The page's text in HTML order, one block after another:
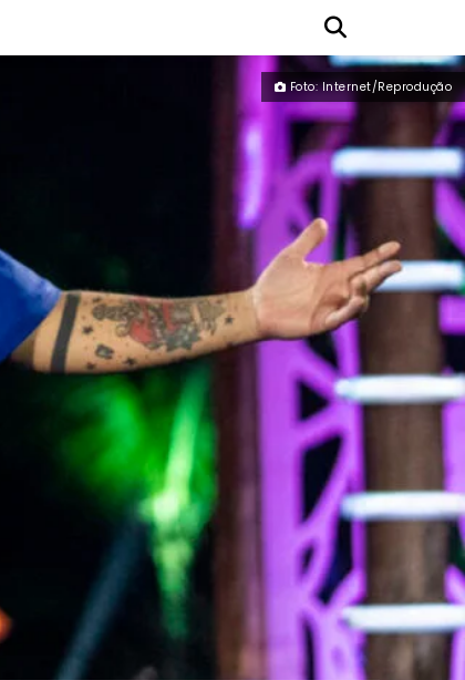
Foto: Internet/Reprodução